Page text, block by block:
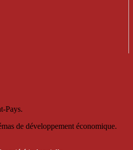
Pays.
de développement économique.